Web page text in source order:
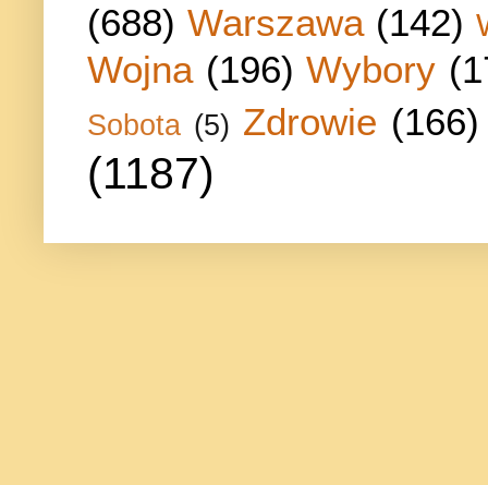
(688) Warszawa (142)
Wojna (196) Wybory
Sobota (5) Zdrowie (166)
(1187)